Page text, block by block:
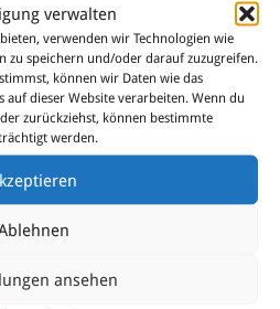
verwalten
verwenden wir Technologien wie
zu speichern und/oder darauf zuzugreifen.
können wir Daten wie das
dieser Website verarbeiten. Wenn du
zurückziehst, können bestimmte
werden.
ansehen